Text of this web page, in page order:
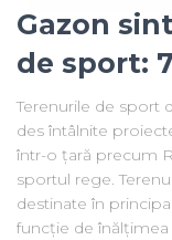
Gazon
de sport:
Terenurile de sport
des întâlnite
într-o țară precum
sportul rege.
destinate în
funcție de